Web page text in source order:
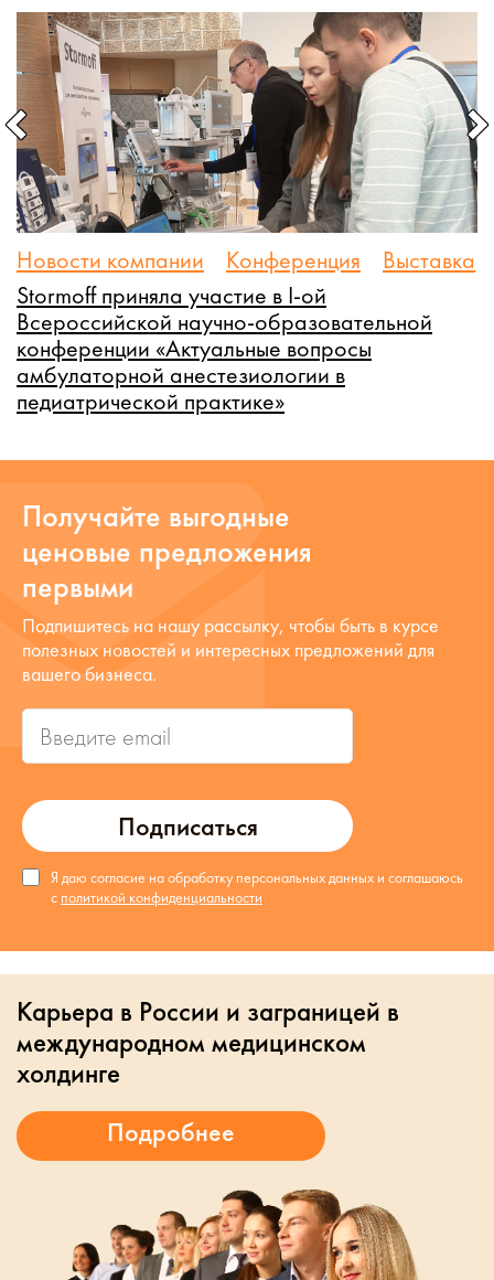
Новости компании Конференция
Выставка
Stormoff приняла участие в I-ой
Всероссийской научно-образовательной
конференции «Актуальные вопросы
амбулаторной анестезиологии в
педиатрической практике»
Получайте выгодные
ценовые предложения
первыми
Подписаться
Подпишитесь на нашу рассылку, чтобы быть в курсе
полезных новостей и интересных предложений для
вашего бизнеса.
Я даю согласие на обработку персональных данных и соглашаюсь
с политикой конфиденциальности
Карьера в России и заграницей в
международном медицинском
холдинге